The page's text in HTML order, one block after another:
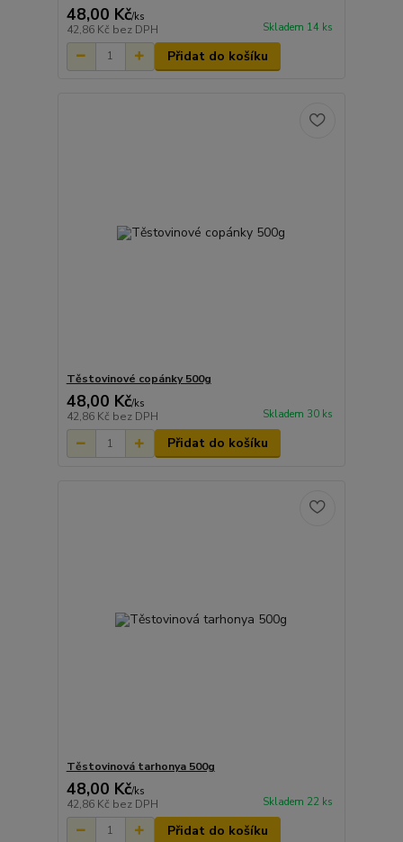
48,00 Kč/ks
42,86 Kč bez DPH Skladem 14 ks
Přidat do košíku
Těstovinové copánky 500g
48,00 Kč/ks
42,86 Kč bez DPH Skladem 30 ks
Přidat do košíku
Těstovinová tarhonya 500g
48,00 Kč/ks
42,86 Kč bez DPH Skladem 22 ks
Přidat do košíku